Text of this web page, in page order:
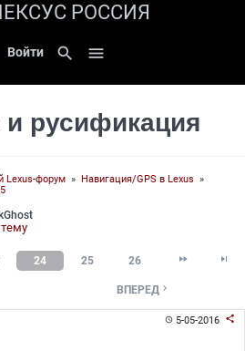
РОССИЯ
Войти search 
русификация
Lexus-форум » Навигация/GPS в Lexus »
24 25 26  
ВПЕРЕД 
 5-05-2016 